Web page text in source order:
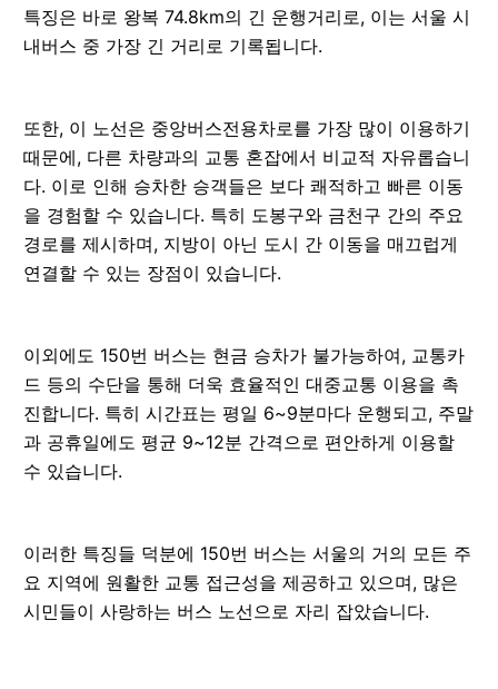
특징은 바로 왕복 74.8km의 긴 운행거리로, 이는 서울 시
내버스 중 가장 긴 거리로 기록됩니다.
또한, 이 노선은 중앙버스전용차로를 가장 많이 이용하기
때문에, 다른 차량과의 교통 혼잡에서 비교적 자유롭습니
다. 이로 인해 승차한 승객들은 보다 쾌적하고 빠른 이동
을 경험할 수 있습니다. 특히 도봉구와 금천구 간의 주요
경로를 제시하며, 지방이 아닌 도시 간 이동을 매끄럽게
연결할 수 있는 장점이 있습니다.
이외에도 150번 버스는 현금 승차가 불가능하여, 교통카
드 등의 수단을 통해 더욱 효율적인 대중교통 이용을 촉
진합니다. 특히 시간표는 평일 6~9분마다 운행되고, 주말
과 공휴일에도 평균 9~12분 간격으로 편안하게 이용할
수 있습니다.
이러한 특징들 덕분에 150번 버스는 서울의 거의 모든 주
요 지역에 원활한 교통 접근성을 제공하고 있으며, 많은
시민들이 사랑하는 버스 노선으로 자리 잡았습니다.